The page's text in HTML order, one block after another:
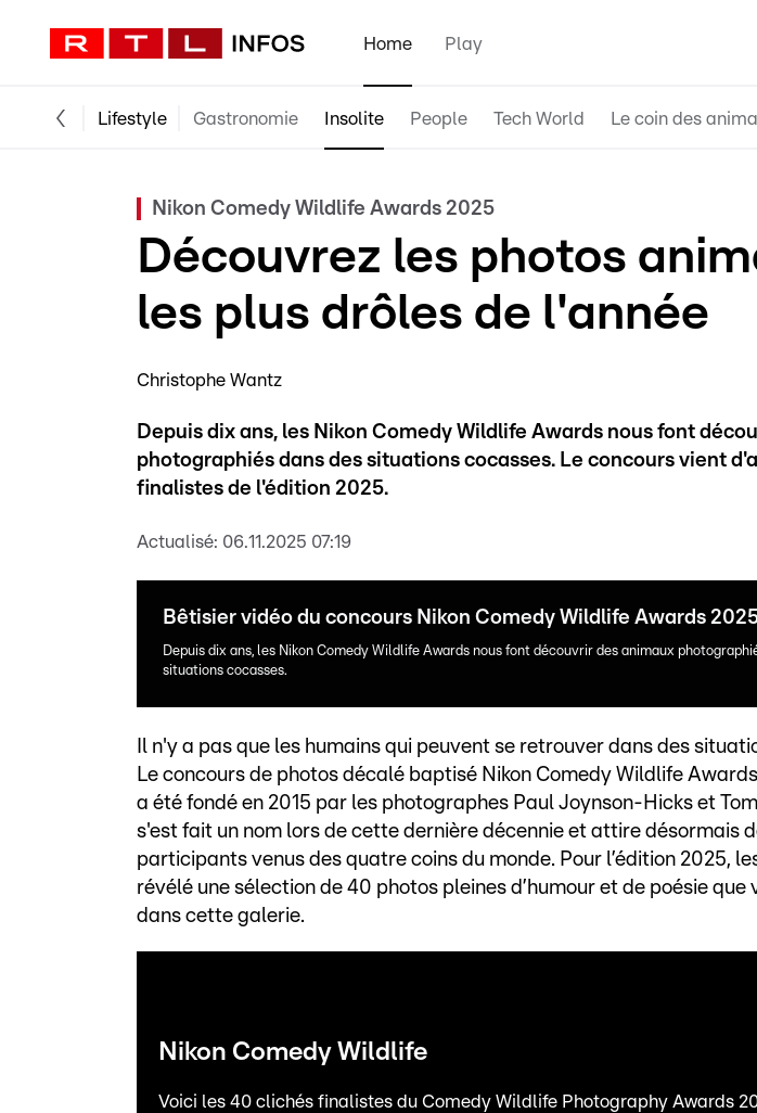
Home Play
Lifestyle Gastronomie Insolite People Tech World Le coin des
Nikon Comedy Wildlife Awards 2025
Découvrez les photos
les plus drôles de l'année
Christophe Wantz
Depuis dix ans, les Nikon Comedy Wildlife Awards nous font
photographiés dans des situations cocasses. Le concours vient
finalistes de l'édition 2025.
Actualisé: 06.11.2025 07:19
Bêtisier vidéo du concours Nikon Comedy Wildlife Awards
Depuis dix ans, les Nikon Comedy Wildlife Awards nous font découvrir des animaux
situations cocasses.
Il n'y a pas que les humains qui peuvent se retrouver dans des
Le concours de photos décalé baptisé Nikon Comedy Wildlife
a été fondé en 2015 par les photographes Paul Joynson-Hicks et
s'est fait un nom lors de cette dernière décennie et attire désormais
participants venus des quatre coins du monde. Pour l’édition 2025,
révélé une sélection de 40 photos pleines d’humour et de poésie
dans cette galerie.
Nikon Comedy Wildlife
Voici les 40 clichés finalistes du Comedy Wildlife Photography Awards